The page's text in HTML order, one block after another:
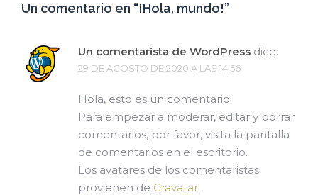
Un comentario en “¡Hola, mundo!”
Un comentarista de WordPress dice:
29 DE AGOSTO DE 2020 A LAS 14:56
Hola, esto es un comentario.
Para empezar a moderar, editar y borrar
comentarios, por favor, visita la pantalla
de comentarios en el escritorio.
Los avatares de los comentaristas
provienen de Gravatar.